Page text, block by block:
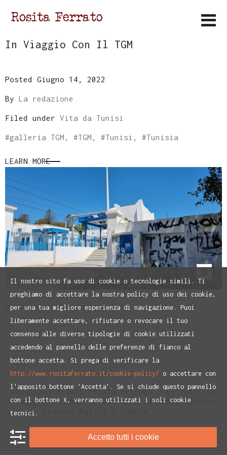
In Viaggio Con Il TGM
Posted Giugno 14, 2022
By La redazione
Filed under Vita da Tunisi
#galleria TGM , #TGM , #Tunisi , #Tunisia
LEARN MORE
Da Tunisi Alla Marsa
Copyright © 2016 Rosita Ferrato - Le foto che
ritraggono Rosita Ferrato sono di Paolo Ranzani -
Il nostro sito fa uso di cookie o tecnologie simili. Ti
preghiamo di accettare la nostra policy di uso dei cookie,
per una tua migliore esperienza di navigazione. Puoi
liberamente accettare, rifiutare o revocare il tuo
consenso alle diverse tipologie di cookie utilizzati
accedendo al pannello delle preferenze di fianco al
bottone accetta. Si prega di verificare la
http://www.rositaferrato.it/cookie-policy/ o accettare con
l'apposito bottone 'Accetta'. Se si chiude questo pannello
con il bottone X, verranno utilizzati i soli cookie
tecnici.
Accetto tutti i cookie